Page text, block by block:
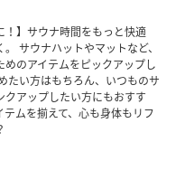
！】サウナ時間をもっと快適
サウナハットやマットなど、
のアイテムをピックアップし
たい方はもちろん、いつものサ
クアップしたい方にもおすす
ムを揃えて、心も身体もリフ